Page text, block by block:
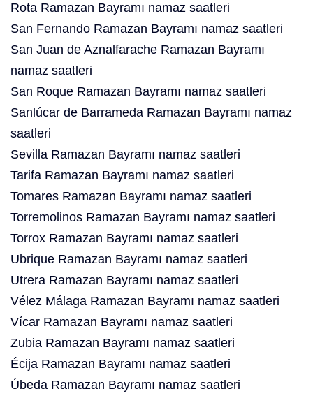
Rota Ramazan Bayramı namaz saatleri
San Fernando Ramazan Bayramı namaz saatleri
San Juan de Aznalfarache Ramazan Bayramı
namaz saatleri
San Roque Ramazan Bayramı namaz saatleri
Sanlúcar de Barrameda Ramazan Bayramı namaz
saatleri
Sevilla Ramazan Bayramı namaz saatleri
Tarifa Ramazan Bayramı namaz saatleri
Tomares Ramazan Bayramı namaz saatleri
Torremolinos Ramazan Bayramı namaz saatleri
Torrox Ramazan Bayramı namaz saatleri
Ubrique Ramazan Bayramı namaz saatleri
Utrera Ramazan Bayramı namaz saatleri
Vélez Málaga Ramazan Bayramı namaz saatleri
Vícar Ramazan Bayramı namaz saatleri
Zubia Ramazan Bayramı namaz saatleri
Écija Ramazan Bayramı namaz saatleri
Úbeda Ramazan Bayramı namaz saatleri